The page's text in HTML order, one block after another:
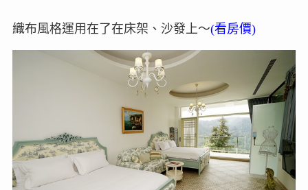
織布風格運用在了在床架、沙發上～(看房價)